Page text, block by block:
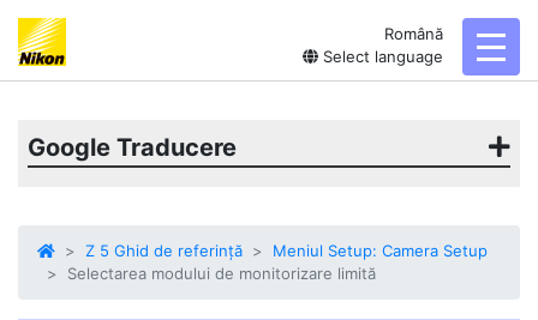
Română
Select language
Google Traducere
Z 5 Ghid de referință
Meniul Setup: Camera Setup
Selectarea modului de monitorizare limită